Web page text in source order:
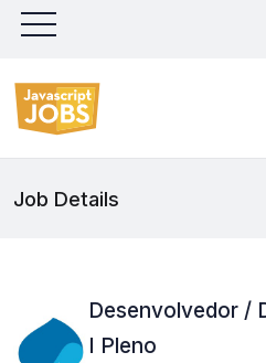
Job Details
Desenvolvedor /
I Pleno